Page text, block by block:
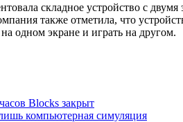
складное устройство с
также отметила, что
одном экране и играть на другом.
Blocks закрыт
компьютерная симуляция